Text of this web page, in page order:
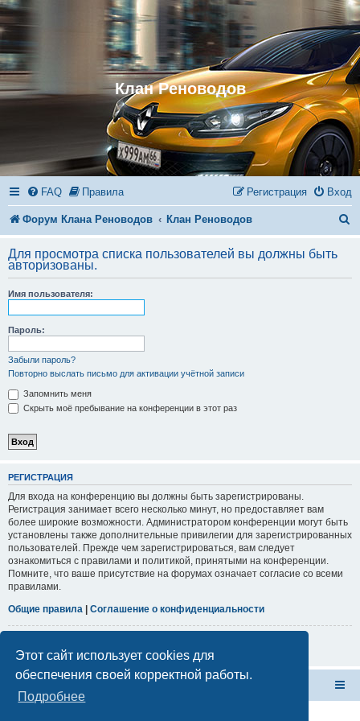
Этот сайт использует cookies для
обеспечения своей корректной работы.
Подробнее
Клан Реноводов
FAQ Правила Вход
Регистрация
Форум Клана Реноводов Клан Реноводов
Для просмотра списка пользователей вы должны быть
авторизованы.
Имя пользователя:
Пароль:
Забыли пароль?
Повторно выслать письмо для активации учётной записи
Запомнить меня
Скрыть моё пребывание на конференции в этот раз
РЕГИСТРАЦИЯ
Для входа на конференцию вы должны быть зарегистрированы.
Регистрация занимает всего несколько минут, но предоставляет вам
более широкие возможности. Администратором конференции могут быть
установлены также дополнительные привилегии для зарегистрированных
пользователей. Прежде чем зарегистрироваться, вам следует
ознакомиться с правилами и политикой, принятыми на конференции.
Помните, что ваше присутствие на форумах означает согласие со всеми
правилами.
Общие правила | Соглашение о конфиденциальности
Форум Клана Реноводов Клан Реноводов